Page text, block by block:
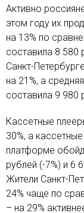
Активно
этом году их
на 13% по
составила 8 580
Санкт-
на 21%, а
составила 9 980
Кассетные
30%, а
платформе
рублей (-7%) и 6
Жители Санкт-
24% чаще по
– на 29%